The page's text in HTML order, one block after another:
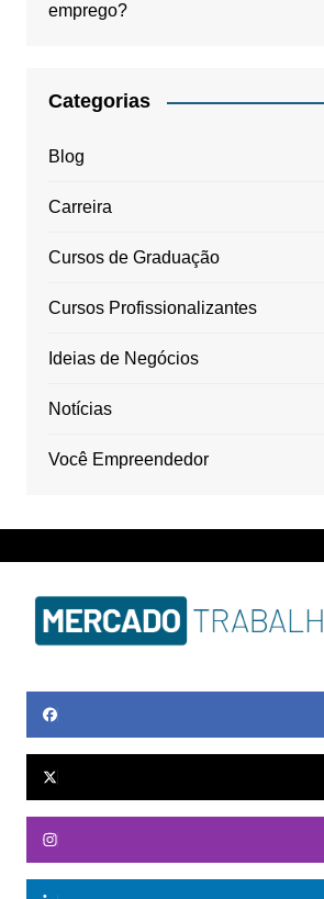
emprego?
Categorias
Blog
Carreira
Cursos de Graduação
Cursos Profissionalizantes
Ideias de Negócios
Notícias
Você Empreendedor